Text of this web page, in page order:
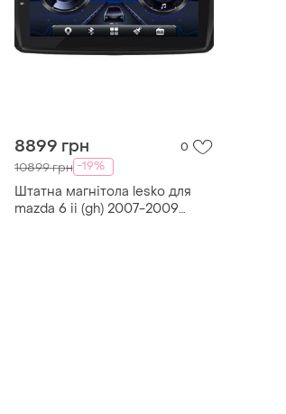
8899 грн 0
10899 грн -19%
Штатна магнітола lesko для
mazda 6 ii (gh) 2007-2009